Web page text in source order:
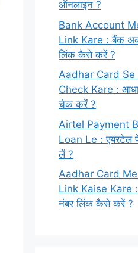
ऑनलाइन ?
Bank Account
Link Kare : बैंक
लिंक कैसे करें ?
Aadhar Card Se
Check Kare :
चेक करें ?
Airtel Payment
Loan Le : एयरटेल
लें ?
Aadhar Card
Link Kaise Kare :
नंबर लिंक कैसे करें ?